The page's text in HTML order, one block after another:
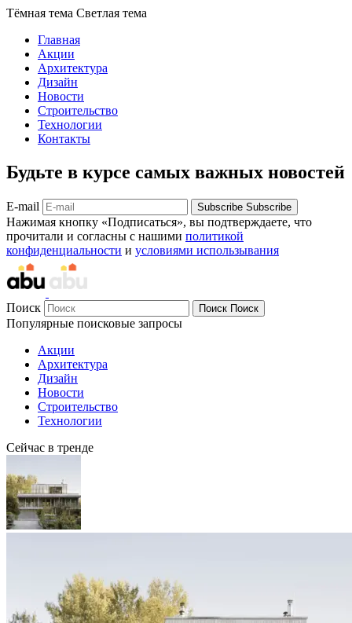
Тёмная тема Светлая тема
Главная
Акции
Архитектура
Дизайн
Новости
Строительство
Технологии
Контакты
Будьте в курсе самых важных новостей
E-mail Subscribe Subscribe
Нажимая кнопку «Подписаться», вы подтверждаете, что
прочитали и согласны с нашими политикой
конфиденциальности и условиями использывания
Поиск Поиск Поиск
Популярные поисковые запросы
Акции
Архитектура
Дизайн
Новости
Строительство
Технологии
Сейчас в тренде